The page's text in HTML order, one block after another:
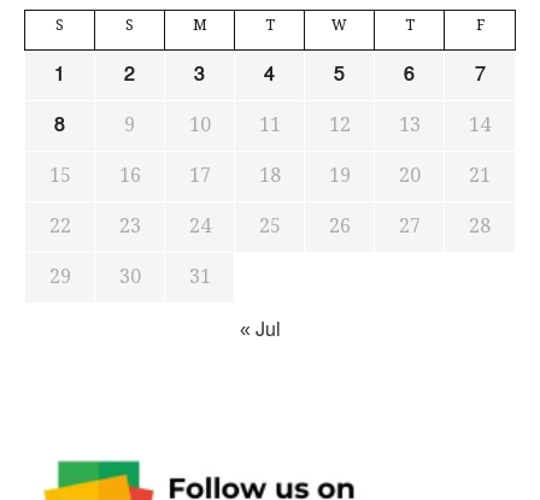
S S M T W T F
1 2 3 4 5 6
7
8
9 10 11 12 13
14
15
16 17 18 19 20
21
22
23 24 25 26 27
28
29
30 31
« Jul